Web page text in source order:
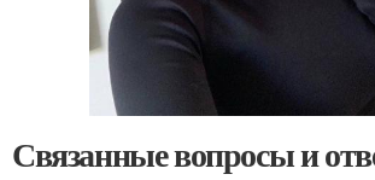
Связанные вопросы и